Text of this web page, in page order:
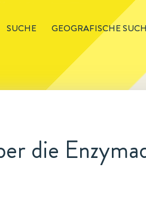
SUCHE GEOGRAFISCHE
die